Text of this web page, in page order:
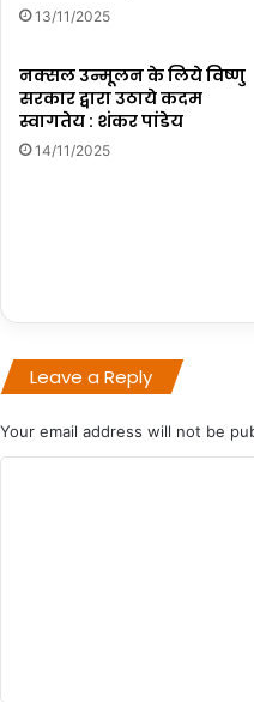
13/11/2025
नक्सल उन्मूलन के लिये विष्णु
सरकार द्वारा उठाये कदम
स्वागतेय : शंकर पांडेय
14/11/2025
Leave a Reply
Your email address will not be